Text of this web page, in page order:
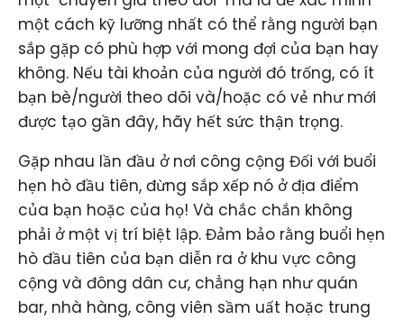
một cách kỹ lưỡng nhất có thể rằng người bạn
sắp gặp có phù hợp với mong đợi của bạn hay
không. Nếu tài khoản của người đó trống, có ít
bạn bè/người theo dõi và/hoặc có vẻ như mới
được tạo gần đây, hãy hết sức thận trọng.
Gặp nhau lần đầu ở nơi công cộng Đối với buổi
hẹn hò đầu tiên, đừng sắp xếp nó ở địa điểm
của bạn hoặc của họ! Và chắc chắn không
phải ở một vị trí biệt lập. Đảm bảo rằng buổi hẹn
hò đầu tiên của bạn diễn ra ở khu vực công
cộng và đông dân cư, chẳng hạn như quán
bar, nhà hàng, công viên sầm uất hoặc trung